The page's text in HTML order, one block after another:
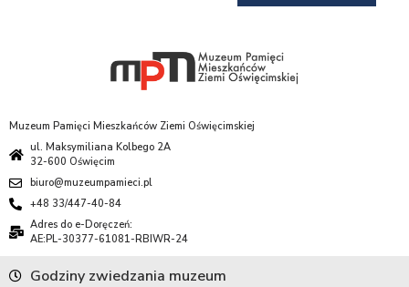
Muzeum Pamięci Mieszkańców Ziemi Oświęcimskiej
ul. Maksymiliana Kolbego 2A
32-600 Oświęcim
biuro@muzeumpamieci.pl
+48 33/447-40-84
Adres do e-Doręczeń:
AE:PL-30377-61081-RBIWR-24
Godziny zwiedzania muzeum